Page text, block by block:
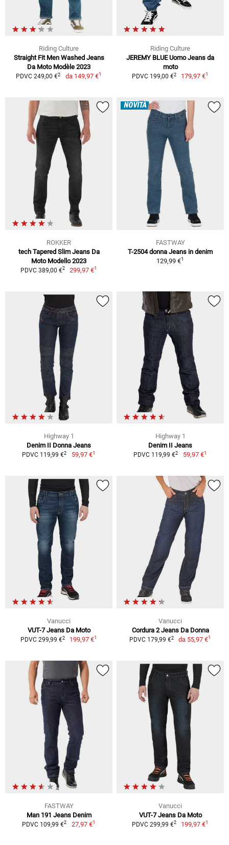
Riding Culture
Straight Fit Men Washed Jeans
Da Moto Modèle 2023
PDVC 249,00 €2 da 149,97 €1
Riding Culture
JEREMY BLUE Uomo Jeans da
moto
PDVC 199,00 €2 179,97 €1
ROKKER
tech Tapered Slim Jeans Da
Moto Modello 2023
PDVC 389,00 €2 299,97 €1
NOVITÀ
FASTWAY
T-2504 donna Jeans in denim
129,99 €1
Highway 1
Denim II Donna Jeans
PDVC 119,99 €2 59,97 €1
Highway 1
Denim II Jeans
PDVC 119,99 €2 59,97 €1
Vanucci
VUT-7 Jeans Da Moto
PDVC 299,99 €2 199,97 €1
Vanucci
Cordura 2 Jeans Da Donna
PDVC 179,99 €2 da 55,97 €1
FASTWAY
Man 191 Jeans Denim
PDVC 109,99 €2 27,97 €1
Vanucci
VUT-7 Jeans Da Moto
PDVC 299,99 €2 199,97 €1